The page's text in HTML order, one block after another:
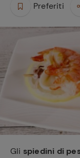
ricetta
il
la frutta
sensi di
Preferiti
Gli spiedini di